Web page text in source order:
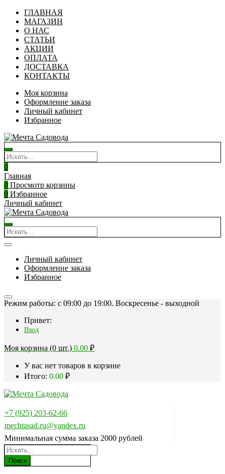
ГЛАВНАЯ
МАГАЗИН
О НАС
СТАТЬИ
АКЦИИ
ОПЛАТА
ДОСТАВКА
КОНТАКТЫ
Моя корзина
Оформление заказа
Личный кабинет
Избранное
0
Главная
0 Просмотр корзины
0 Избранное
Личный кабинет
Личный кабинет
Оформление заказа
Избранное
Режим работы: c 09:00 до 19:00. Воскресенье - выходной
Привет:
Вход
Моя корзина (0 шт.) 0.00 ₽
У вас нет товаров в корзине
Итого: 0.00 ₽
+7 (925) 203-62-66
mechtasad.ru@yandex.ru
Минимальная сумма заказа 2000 рублей
Поиск